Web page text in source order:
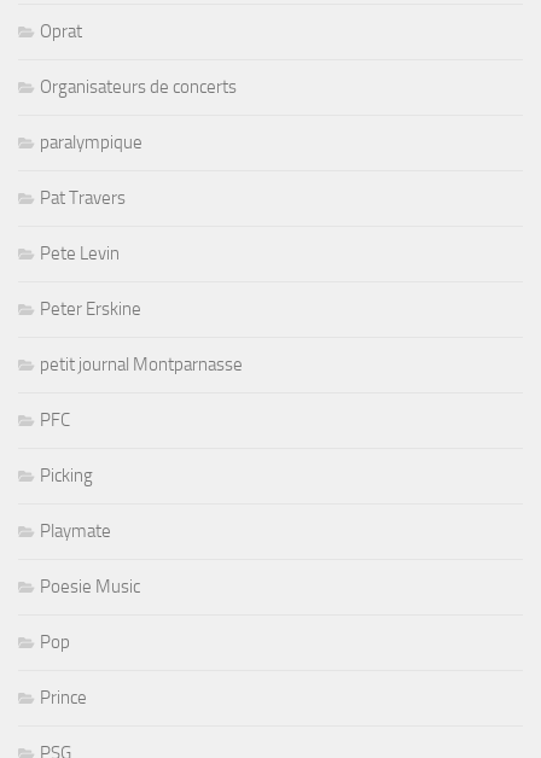
Oprat
Organisateurs de concerts
paralympique
Pat Travers
Pete Levin
Peter Erskine
petit journal Montparnasse
PFC
Picking
Playmate
Poesie Music
Pop
Prince
PSG